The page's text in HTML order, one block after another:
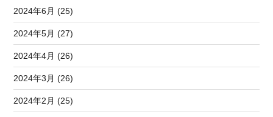
2024年6月 (25)
2024年5月 (27)
2024年4月 (26)
2024年3月 (26)
2024年2月 (25)